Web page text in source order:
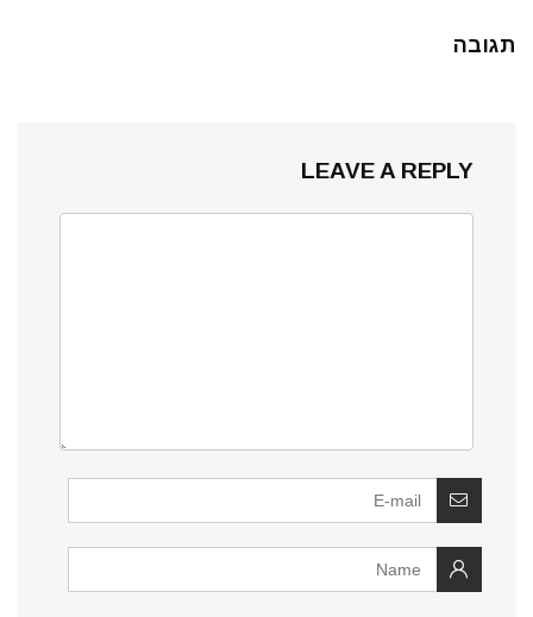
תגובה
LEAVE A REPLY